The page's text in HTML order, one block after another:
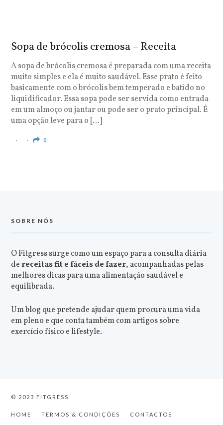
Sopa de brócolis cremosa – Receita
A sopa de brócolis cremosa é preparada com uma receita
muito simples e ela é muito saudável. Esse prato é feito
basicamente com o brócolis bem temperado e batido no
liquidificador. Essa sopa pode ser servida como entrada
em um almoço ou jantar ou pode ser o prato principal. É
uma opção leve para o […]
0
SOBRE NÓS
O Fitgress surge como um espaço para a consulta diária
dereceitas fit e fáceis de fazer, acompanhadas pelas
melhores dicas para uma alimentação saudável e
equilibrada.
Um blog que pretende ajudar quem procura uma vida
em pleno e que conta também com artigos sobre
exercício físico e lifestyle.
© 2023 FITGRESS
HOME TERMOS & CONDIÇÕES CONTACTOS